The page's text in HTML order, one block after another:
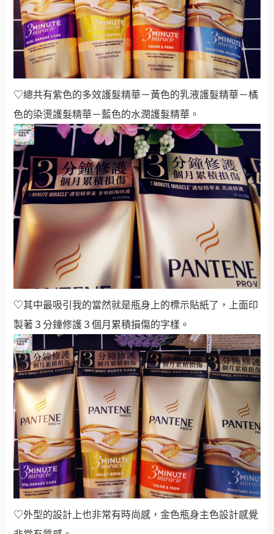
♡總共有紫色的多效護髮精華－黃色的乳液護髮精華－橘
色的染燙護髮精華－藍色的水潤護髮精華。
♡其中最吸引我的當然就是瓶身上的標示貼紙了，上面印
製著３分鐘修護３個月累積損傷的字樣。
♡外型的設計上也非常有時尚感，金色瓶身主色設計感覺